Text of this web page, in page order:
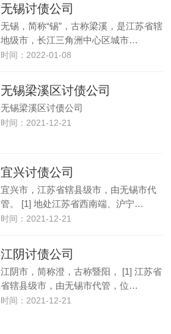
无锡讨债公司
无锡，简称“锡”，古称梁溪，是江苏省辖
地级市，长江三角洲中心区城市…
时间：2022-01-08
无锡梁溪区讨债公司
无锡梁溪区讨债公司
时间：2021-12-21
宜兴讨债公司
宜兴市，江苏省辖县级市，由无锡市代
管。 [1] 地处江苏省西南端、沪宁…
时间：2021-12-21
江阴讨债公司
江阴市，简称澄，古称暨阳， [1] 江苏省
省辖县级市，由无锡市代管，位…
时间：2021-12-21